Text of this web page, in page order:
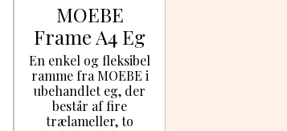
MOEBE
Frame A4 Eg
En enkel og fleksibel
ramme fra MOEBE i
ubehandlet eg, der
består af fire
trælameller, to